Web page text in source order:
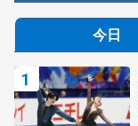
今日